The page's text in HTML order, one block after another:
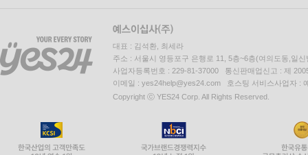
대표 : 김석환, 최세라
주소 : 서울시 영등포구 은행로 11, 5층~6층(여의도동,일신
사업자등록번호 : 229-81-37000 통신판매업신고 : 제
이메일 : yes24help@yes24.com 호스팅 서비스사업자 :
Copyright ⓒ YES24 Corp. All Rights Reserved.